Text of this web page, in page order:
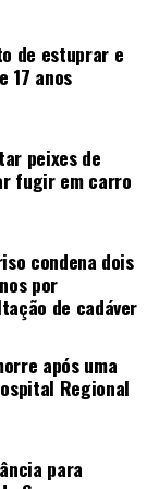
de estuprar e
17 anos
peixes de
fugir em carro
condena dois
por
de cadáver
após uma
Regional
para